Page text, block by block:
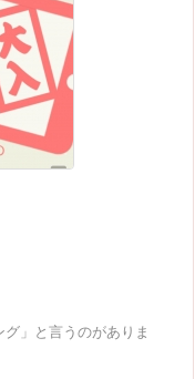
」と言うのがありま